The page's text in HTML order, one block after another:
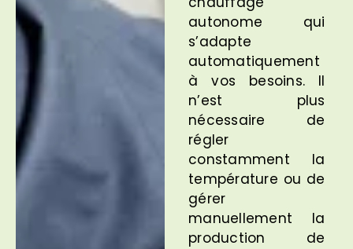
autonome qui
s’adapte
automatiquement
à vos besoins. Il
n’est plus
nécessaire de
régler
constamment la
température ou de
gérer
manuellement la
production de